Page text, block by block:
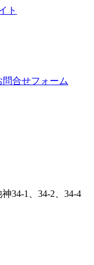
問合せフォーム
34-1、34-2、34-4